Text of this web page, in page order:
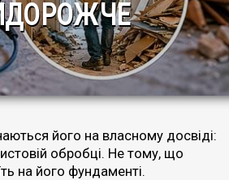
його на власному досвіді:
обробці. Не тому, що
на його фундаменті.